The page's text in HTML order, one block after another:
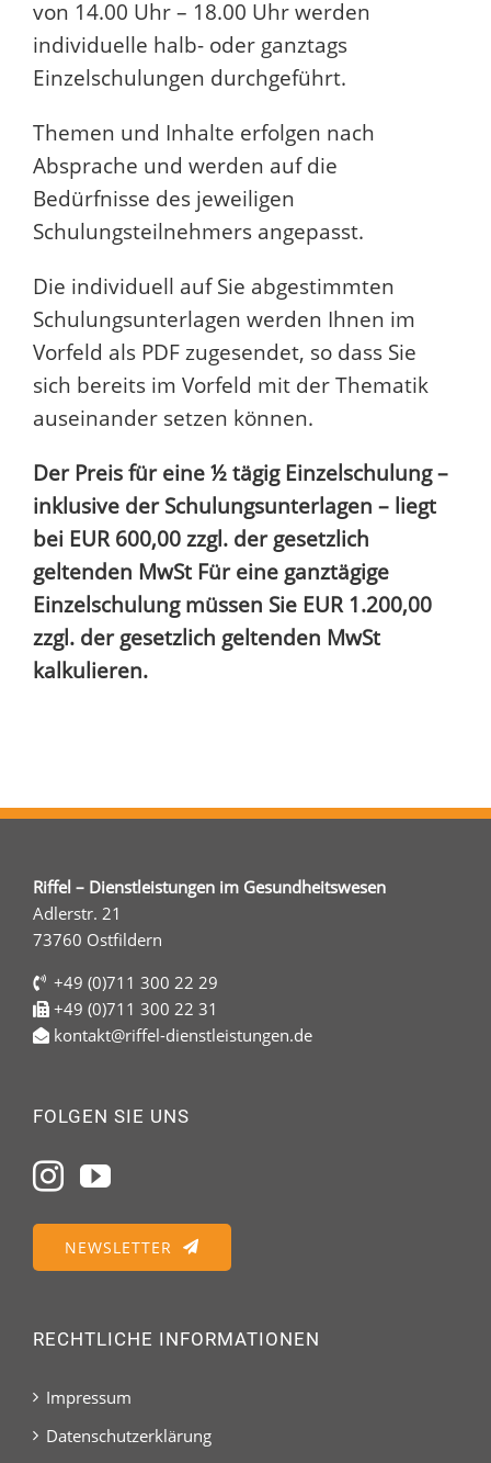
von 14.00 Uhr – 18.00 Uhr werden
individuelle halb- oder ganztags
Einzelschulungen durchgeführt.
Themen und Inhalte erfolgen nach
Absprache und werden auf die
Bedürfnisse des jeweiligen
Schulungsteilnehmers angepasst.
Die individuell auf Sie abgestimmten
Schulungsunterlagen werden Ihnen im
Vorfeld als PDF zugesendet, so dass Sie
sich bereits im Vorfeld mit der Thematik
auseinander setzen können.
Der Preis für eine ½ tägig Einzelschulung –
inklusive der Schulungsunterlagen – liegt
bei EUR 600,00 zzgl. der gesetzlich
geltenden MwSt Für eine ganztägige
Einzelschulung müssen Sie EUR 1.200,00
zzgl. der gesetzlich geltenden MwSt
kalkulieren.
Riffel – Dienstleistungen im Gesundheitswesen
Adlerstr. 21
73760 Ostfildern
+49 (0)711 300 22 29
+49 (0)711 300 22 31
kontakt@riffel-dienstleistungen.de
FOLGEN SIE UNS
NEWSLETTER
RECHTLICHE INFORMATIONEN
Impressum
Datenschutzerklärung